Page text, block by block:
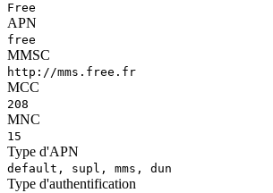
Free
APN
free
MMSC
http://mms.free.fr
MCC
208
MNC
15
Type d'APN
default, supl, mms, dun
Type d'authentification